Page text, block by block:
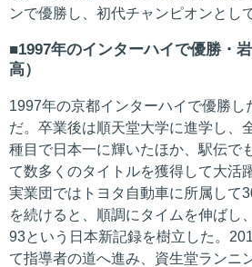
ンで優勝し、初代チャンピオンとし
1997年のインターハイで優勝・
高）
1997年の京都インターハイで優勝し
だ。卒業後は順天堂大学に進学し、
種目で日本一に輝いたほか、駅伝で
て数多くのタイトルを獲得して大活
実業団ではトヨタ自動車に所属して
を続けると、順調にタイムを伸ばし
93という日本新記録を樹立した。
て指導者の道へ進み、資生堂ランニ